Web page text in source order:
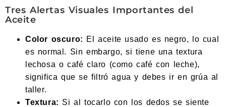
Tres Alertas Visuales Importantes del
Aceite
Color oscuro: El aceite usado es negro, lo cual
es normal. Sin embargo, si tiene una textura
lechosa o café claro (como café con leche),
significa que se filtró agua y debes ir en grúa al
taller.
Textura: Si al tocarlo con los dedos se siente